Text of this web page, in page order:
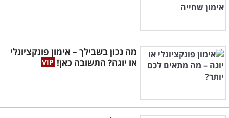
מה נכון בשבילך – אימון פונקציונלי
או יוגה? התשובה כאן!